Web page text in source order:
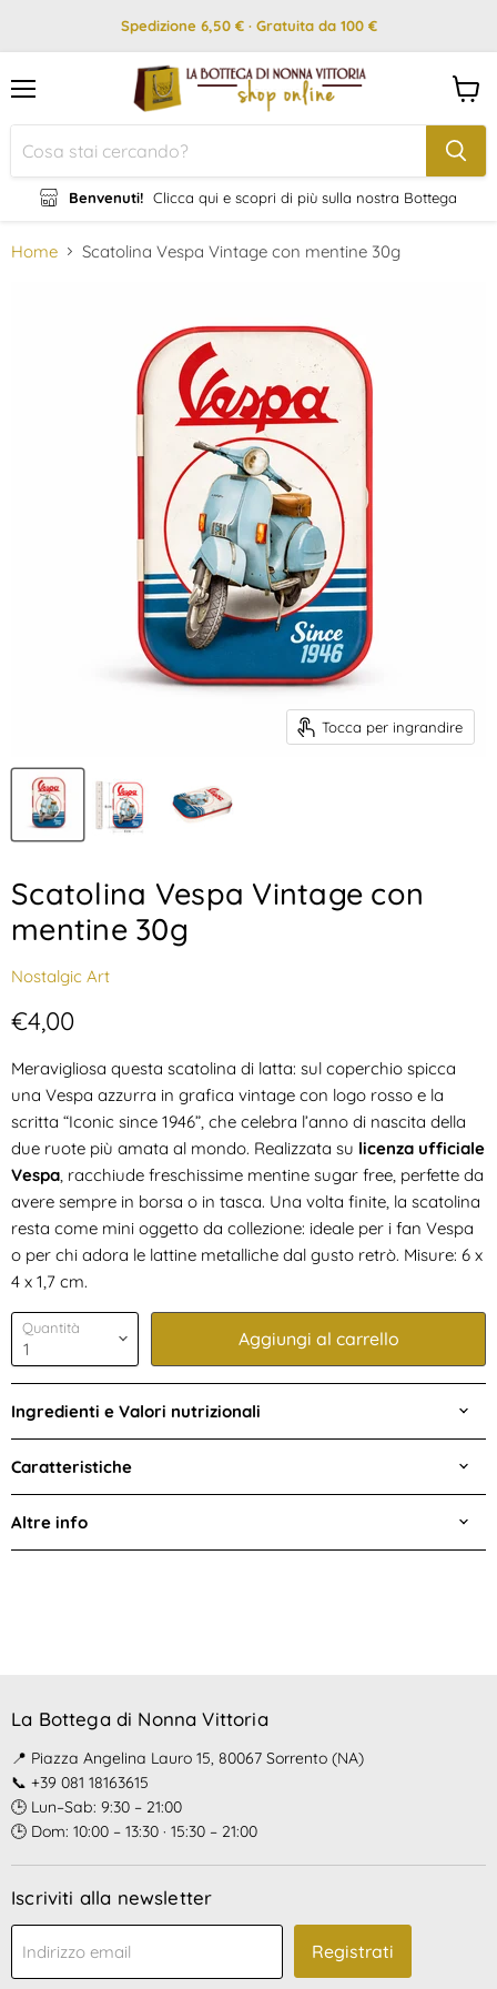
Spedizione 6,50 € · Gratuita da 100 €
Benvenuti! Clicca qui e scopri di più sulla nostra Bottega
il
Home Scatolina Vespa Vintage con mentine 30g
Tocca per ingrandire
Scatolina Vespa Vintage con
mentine 30g
Nostalgic Art
Prezzo attuale
€4,00
Meravigliosa questa scatolina di latta: sul coperchio spicca
una Vespa azzurra in grafica vintage con logo rosso e la
scritta “Iconic since 1946”, che celebra l’anno di nascita della
due ruote più amata al mondo. Realizzata su licenza ufficiale
Vespa , racchiude freschissime mentine sugar free, perfette da
avere sempre in borsa o in tasca. Una volta finite, la scatolina
resta come mini oggetto da collezione: ideale per i fan Vespa
o per chi adora le lattine metalliche dal gusto retrò. Misure: 6 x
4 x 1,7 cm.
Quantità
Aggiungi al carrello
Ingredienti e Valori nutrizionali
Caratteristiche
Altre info
La Bottega di Nonna Vittoria
📍 Piazza Angelina Lauro 15, 80067 Sorrento (NA)
📞 +39 081 18163615
🕒 Lun–Sab: 9:30 – 21:00
🕒 Dom: 10:00 – 13:30 · 15:30 – 21:00
Iscriviti alla newsletter
Indirizzo email Registrati